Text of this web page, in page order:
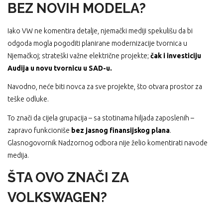
BEZ NOVIH MODELA?
Iako VW ne komentira detalje, njemački mediji spekulišu da bi
odgoda mogla pogoditi planirane modernizacije tvornica u
Njemačkoj; strateški važne električne projekte; čak i investiciju
Audija u novu tvornicu u SAD-u.
Navodno, neće biti novca za sve projekte, što otvara prostor za
teške odluke.
To znači da cijela grupacija – sa stotinama hiljada zaposlenih –
zapravo funkcioniše bez jasnog finansijskog plana.
Glasnogovornik Nadzornog odbora nije želio komentirati navode
medija.
ŠTA OVO ZNAČI ZA
VOLKSWAGEN?